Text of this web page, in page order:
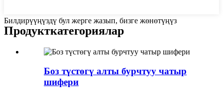
Билдирүүңүздү бул жерге жазып, бизге жөнөтүңүз
Продукткатегориялар
Боз түстөгү алты бурчтуу чатыр
шифери